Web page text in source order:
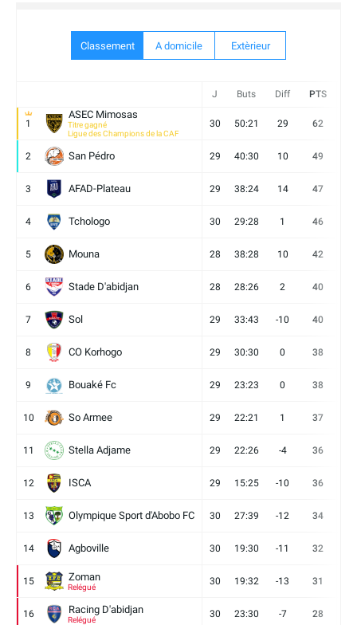
Classement A domicile Extèrieur
J Buts Diff PTS
1
ASEC Mimosas
Titre gagné
Ligue des Champions de la CAF
30 50:21 29 62
2 San Pédro 29 40:30 10 49
3 AFAD-Plateau 29 38:24 14 47
4 Tchologo 30 29:28 1 46
5 Mouna 28 38:28 10 42
6 Stade D'abidjan 28 28:26 2 40
7 Sol 29 33:43 -10 40
8 CO Korhogo 29 30:30 0 38
9 Bouaké Fc 29 23:23 0 38
10 So Armee 29 22:21 1 37
11 Stella Adjame 29 22:26 -4 36
12 ISCA 29 15:25 -10 36
13 Olympique Sport d'Abobo FC 30 27:39 -12 34
14 Agboville 30 19:30 -11 32
15 Zoman
Relégué
30 19:32 -13 31
16 Racing D'abidjan
Relégué
30 23:30 -7 28